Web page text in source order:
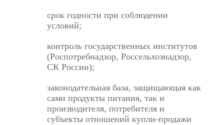
срок годности при соблюдении
условий;
контроль государственных институтов
(Роспотребнадзор, Россельхознадзор,
СК России);
законодательная база, защищающая как
сами продукты питания, так и
производителя, потребителя и
субъекты отношений купли-­продажи